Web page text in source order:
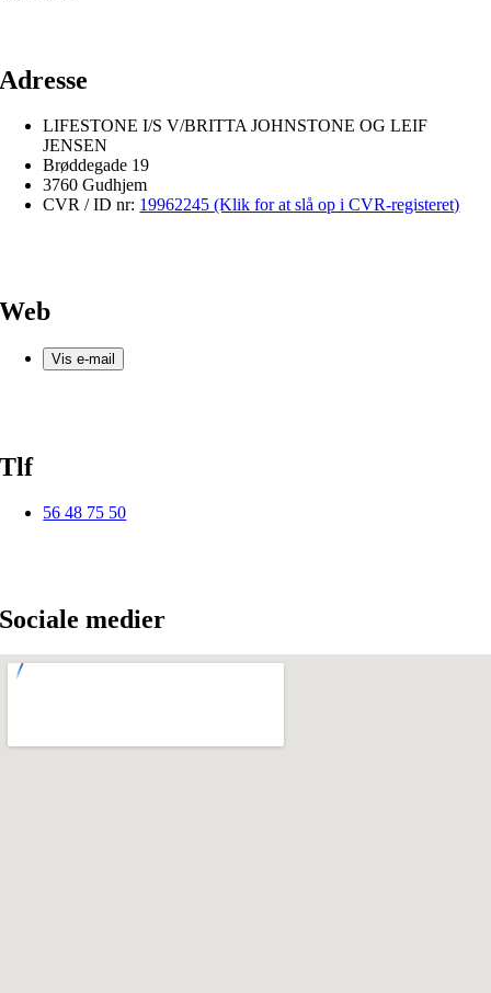
Adresse
LIFESTONE I/S V/BRITTA JOHNSTONE OG LEIF
JENSEN
Brøddegade 19
3760 Gudhjem
CVR / ID nr: 19962245 (Klik for at slå op i CVR-registeret)
Web
Vis e-mail
Tlf
56 48 75 50
Sociale medier